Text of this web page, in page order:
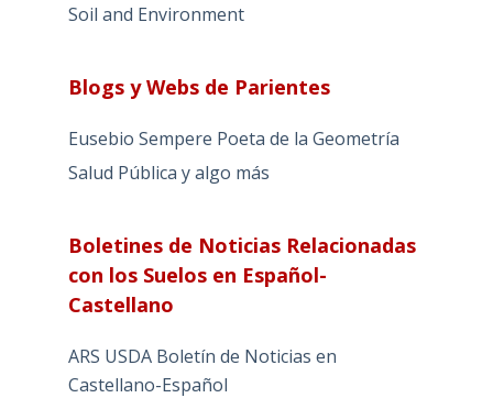
Soil and Environment
Blogs y Webs de Parientes
Eusebio Sempere Poeta de la Geometría
Salud Pública y algo más
Boletines de Noticias Relacionadas
con los Suelos en Español-
Castellano
ARS USDA Boletín de Noticias en
Castellano-Español